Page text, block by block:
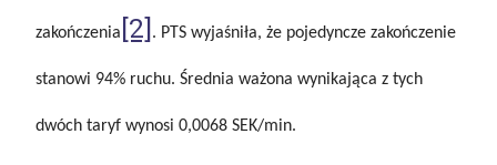
zakończenia[2]. PTS wyjaśniła, że pojedyncze zakończenie
stanowi 94% ruchu. Średnia ważona wynikająca z tych
dwóch taryf wynosi 0,0068 SEK/min.